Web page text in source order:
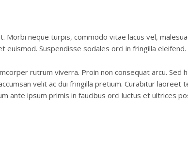
neque turpis, commodo vitae lacus vel,
Suspendisse sodales orci in fringilla eleifend.
rutrum viverra. Proin non consequat arcu. Sed
velit ac dui fringilla pretium. Curabitur laoreet
ante ipsum primis in faucibus orci luctus et ultrices